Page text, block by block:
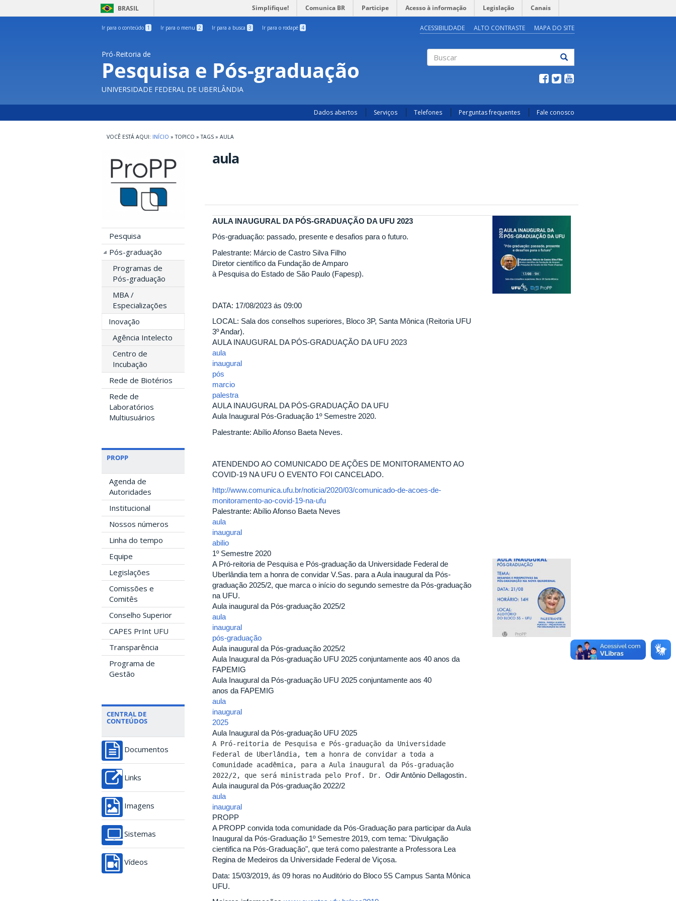
BRASIL Simplifique! Comunica BR Participe Acesso à informação Legislação Canais
Ir para o conteúdo 1 Ir para o menu 2 Ir para a busca 3 Ir para o rodapé 4 ACESSIBILIDADE ALTO CONTRASTE MAPA DO SITE
Pró-Reitoria de
Pesquisa e Pós-graduação
UNIVERSIDADE FEDERAL DE UBERLÂNDIA
Dados abertos Serviços Telefones Perguntas frequentes Fale conosco
INÍCIO » TOPICO » TAGS » AULA
Pesquisa
Pós-graduação
Programas de
Pós-graduação
MBA /
Especializações
Inovação
Agência Intelecto
Centro de
Incubação
Rede de Biotérios
Rede de
Laboratórios
Multiusuários
PROPP
Agenda de
Autoridades
Institucional
Nossos números
Linha do tempo
Equipe
Legislações
Comissões e
Comitês
Conselho Superior
CAPES PrInt UFU
Transparência
Programa de
Gestão
CENTRAL DE
CONTEÚDOS
Documentos
Links
Imagens
Sistemas
Vídeos
aula
AULA INAUGURAL DA PÓS-GRADUAÇÃO DA UFU 2023
Pós-graduação: passado, presente e desafios para o futuro.
Palestrante: Márcio de Castro Silva Filho
Diretor científico da Fundação de Amparo
à Pesquisa do Estado de São Paulo (Fapesp).
DATA: 17/08/2023 ás 09:00
LOCAL: Sala dos conselhos superiores, Bloco 3P, Santa Mônica (Reitoria UFU
3º Andar).
AULA INAUGURAL DA PÓS-GRADUAÇÃO DA UFU 2023
aula
inaugural
pós
marcio
palestra
AULA INAUGURAL DA PÓS-GRADUAÇÃO DA UFU
Aula Inaugural Pós-Graduação 1º Semestre 2020.
Palestrante: Abílio Afonso Baeta Neves.
ATENDENDO AO COMUNICADO DE AÇÕES DE MONITORAMENTO AO
COVID-19 NA UFU O EVENTO FOI CANCELADO.
http://www.comunica.ufu.br/noticia/2020/03/comunicado-de-acoes-de-
monitoramento-ao-covid-19-na-ufu
Palestrante: Abílio Afonso Baeta Neves
aula
inaugural
abilio
1º Semestre 2020
A Pró-reitoria de Pesquisa e Pós-graduação da Universidade Federal de
Uberlândia tem a honra de convidar V.Sas. para a Aula inaugural da Pós-
graduação 2025/2, que marca o início do segundo semestre da Pós-graduação
na UFU.
Aula inaugural da Pós-graduação 2025/2
aula
inaugural
pós-graduação
Aula inaugural da Pós-graduação 2025/2
Aula Inaugural da Pós-graduação UFU 2025 conjuntamente aos 40 anos da
FAPEMIG
Aula Inaugural da Pós-graduação UFU 2025 conjuntamente aos 40
anos da FAPEMIG
aula
inaugural
2025
Aula Inaugural da Pós-graduação UFU 2025
A Pró-reitoria de Pesquisa e Pós-graduação da Universidade
Federal de Uberlândia, tem a honra de convidar a toda a
Comunidade acadêmica, para a Aula inaugural da Pós-graduação
2022/2, que será ministrada pelo Prof. Dr. Odir Antônio Dellagostin.
Aula inaugural da Pós-graduação 2022/2
aula
inaugural
PROPP
A PROPP convida toda comunidade da Pós-Graduação para participar da Aula
Inaugural da Pós-Graduação 1º Semestre 2019, com tema: "Divulgação
cientifica na Pós-Graduação", que terá como palestrante a Professora Lea
Regina de Medeiros da Universidade Federal de Viçosa.
Data: 15/03/2019, ás 09 horas no Auditório do Bloco 5S Campus Santa Mônica
UFU.